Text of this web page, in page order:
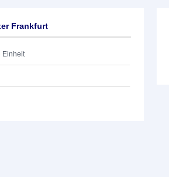
Frankfurt
Einheit